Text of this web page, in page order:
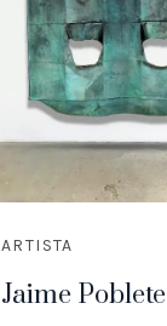
ARTISTA
Jaime Poblete